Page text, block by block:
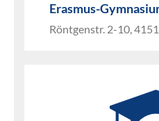
Erasmus-
Röntgenstr. 2-10,